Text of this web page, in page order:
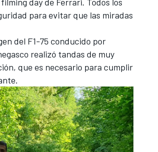
para evitar que las miradas
del F1-75 conducido por
realizó tandas de muy
que es necesario para cumplir